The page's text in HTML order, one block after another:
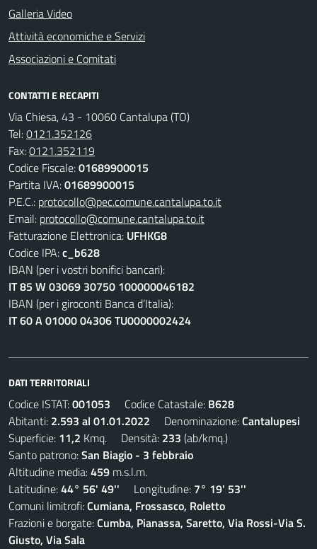
Galleria Video
Attività economiche e Servizi
Associazioni e Comitati
CONTATTI E RECAPITI
Via Chiesa, 43 - 10060 Cantalupa (TO)
Tel:0121.352126
Fax:0121.352119
Codice Fiscale:01689900015
Partita IVA:01689900015
P.E.C.: protocollo@pec.comune.cantalupa.to.it
Email: protocollo@comune.cantalupa.to.it
Fatturazione Elettronica: UFHKG8
Codice IPA:c_b628
IBAN (per i vostri bonifici bancari):
IT 85 W 03069 30750 100000046182
IBAN (per i giroconti Banca d’Italia):
IT 60 A 01000 04306 TU0000002424
DATI TERRITORIALI
Codice ISTAT:001053 Codice Catastale: B628
Abitanti: 2.593 al 01.01.2022 Denominazione:Cantalupesi
Superficie: 11,2 Kmq. Densità: 233 (ab/kmq.)
Santo patrono:San Biagio - 3 febbraio
Altitudine media:459 m.s.l.m.
Latitudine:44° 56' 49'' Longitudine: 7° 19' 53''
Comuni limitrofi:Cumiana, Frossasco, Roletto
Frazioni e borgate:Cumba, Pianassa, Saretto, Via Rossi-Via S.
Giusto, Via Sala